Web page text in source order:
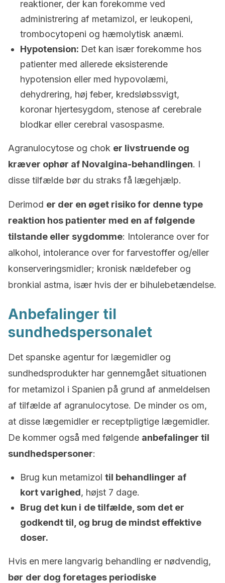
reaktioner, der kan forekomme ved
administrering af metamizol, er leukopeni,
trombocytopeni og hæmolytisk anæmi.
Hypotension: Det kan især forekomme hos
patienter med allerede eksisterende
hypotension eller med hypovolæmi,
dehydrering, høj feber, kredsløbssvigt,
koronar hjertesygdom, stenose af cerebrale
blodkar eller cerebral vasospasme.
Agranulocytose og chok er livstruende og
kræver ophør af Novalgina-behandlingen. I
disse tilfælde bør du straks få lægehjælp.
Derimod er der en øget risiko for denne type
reaktion hos patienter med en af følgende
tilstande eller sygdomme: Intolerance over for
alkohol, intolerance over for farvestoffer og/eller
konserveringsmidler; kronisk nældefeber og
bronkial astma, især hvis der er bihulebetændelse.
Anbefalinger til
sundhedspersonalet
Det spanske agentur for lægemidler og
sundhedsprodukter har gennemgået situationen
for metamizol i Spanien på grund af anmeldelsen
af tilfælde af agranulocytose. De minder os om,
at disse lægemidler er receptpligtige lægemidler.
De kommer også med følgende anbefalinger til
sundhedspersoner:
Brug kun metamizol til behandlinger af
kort varighed, højst 7 dage.
Brug det kun i de tilfælde, som det er
godkendt til, og brug de mindst effektive
doser.
Hvis en mere langvarig behandling er nødvendig,
bør der dog foretages periodiske